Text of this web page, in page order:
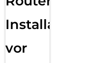
Installation
vor